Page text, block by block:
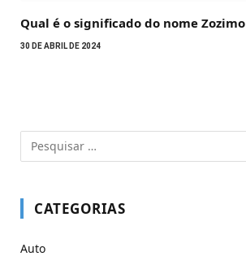
Qual é o significado do nome Zozimo
30 DE ABRIL DE 2024
CATEGORIAS
Auto